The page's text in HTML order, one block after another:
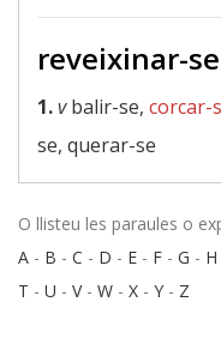
reveixinar-se
1.vbalir-se, corcar-
se, querar-se
O llisteu les paraules o
A - B - C - D - E - F - G - H
T - U - V- W - X - Y - Z